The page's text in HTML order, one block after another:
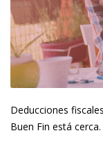
Deducciones
Buen Fin está